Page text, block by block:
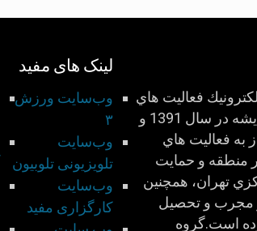
فعاليت هاي
خود را واقع در انديشه در سال 1391 و
به فعاليت هاي
منطقه و حمايت
تهران، همچنين
مجرب و تحصيل
است.گروه
لینک های مفید
وب‌سایت ورزش
۳
وب‌سایت
تلویزیونی تلوبیون
وب‌سایت
کارگزاری مفید